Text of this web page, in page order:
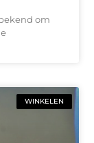
om
WINKELEN